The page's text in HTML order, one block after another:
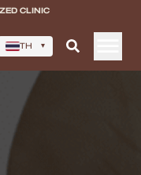
CLINIC
TH ▾